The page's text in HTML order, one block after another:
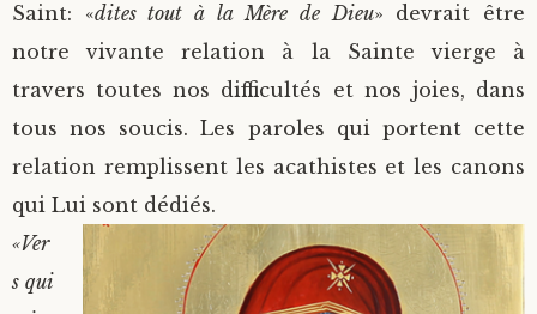
Saint: «dites tout à la Mère de Dieu» devrait être
notre vivante relation à la Sainte vierge à
travers toutes nos difficultés et nos joies, dans
tous nos soucis. Les paroles qui portent cette
relation remplissent les acathistes et les canons
qui Lui sont dédiés.
«Ver
s qui